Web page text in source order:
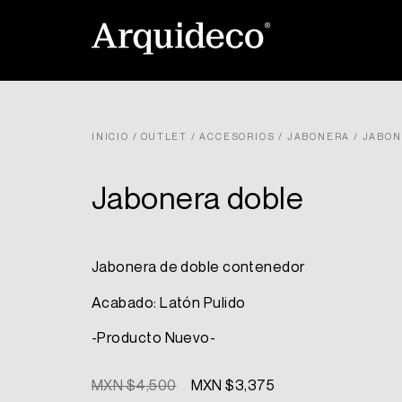
INICIO /OUTLET /ACCESORIOS / JABONERA /
Jabonera doble
Jabonera de doble contenedor
Acabado: Latón Pulido
-Producto Nuevo-
MXN $4,500
Original
MXN $3,375
Current